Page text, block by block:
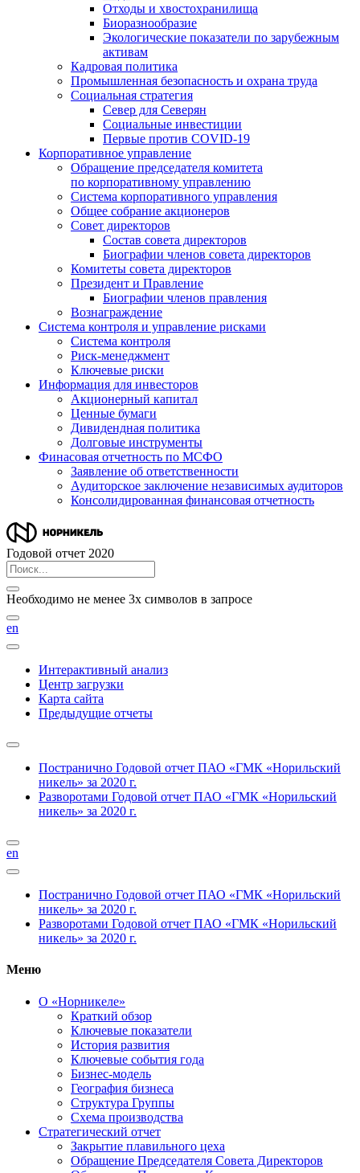
Отходы и хвостохранилища
Биоразнообразие
Экологические показатели по зарубежным
активам
Кадровая политика
Промышленная безопасность и охрана труда
Социальная стратегия
Север для Северян
Социальные инвестиции
Первые против COVID‑19
Корпоративное управление
Обращение председателя комитета
по корпоративному управлению
Система корпоративного управления
Общее собрание акционеров
Совет директоров
Состав совета директоров
Биографии членов совета директоров
Комитеты совета директоров
Президент и Правление
Биографии членов правления
Вознаграждение
Система контроля и управление рисками
Система контроля
Риск-менеджмент
Ключевые риски
Информация для инвесторов
Акционерный капитал
Ценные бумаги
Дивидендная политика
Долговые инструменты
Финасовая отчетность по МСФО
Заявление об ответственности
Аудиторское заключение независимых аудиторов
Консолидированная финансовая отчетность
Годовой отчет 2020
Необходимо не менее 3х символов в запросе
en
Интерактивный анализ
Центр загрузки
Карта сайта
Предыдущие отчеты
Постранично Годовой отчет ПАО «ГМК «Норильский
никель» за 2020 г.
Разворотами Годовой отчет ПАО «ГМК «Норильский
никель» за 2020 г.
en
Постранично Годовой отчет ПАО «ГМК «Норильский
никель» за 2020 г.
Разворотами Годовой отчет ПАО «ГМК «Норильский
никель» за 2020 г.
Меню
О «Норникеле»
Краткий обзор
Ключевые показатели
История развития
Ключевые события года
Бизнес-модель
География бизнеса
Структура Группы
Схема производства
Стратегический отчет
Закрытие плавильного цеха
Обращение Председателя Совета Директоров